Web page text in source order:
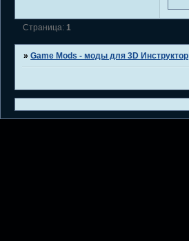
Страница: 1
»Game Mods - моды для 3D Инструктор